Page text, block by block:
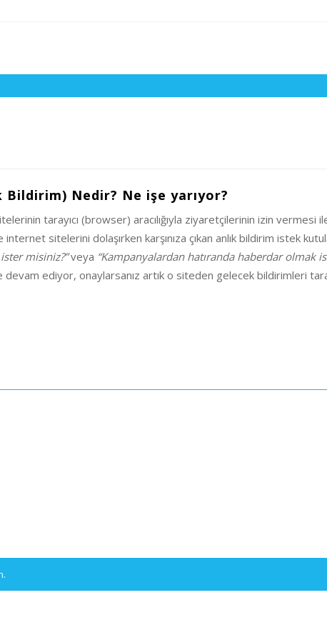
Nedir? Ne işe yarıyor?
tarayıcı (browser) aracılığıyla ziyaretçilerinin izin vermesi
sitelerini dolaşırken karşınıza çıkan anlık bildirim istek
misiniz?”veya “Kampanyalardan hatıranda haberdar olmak
ediyor, onaylarsanız artık o siteden gelecek bildirimleri